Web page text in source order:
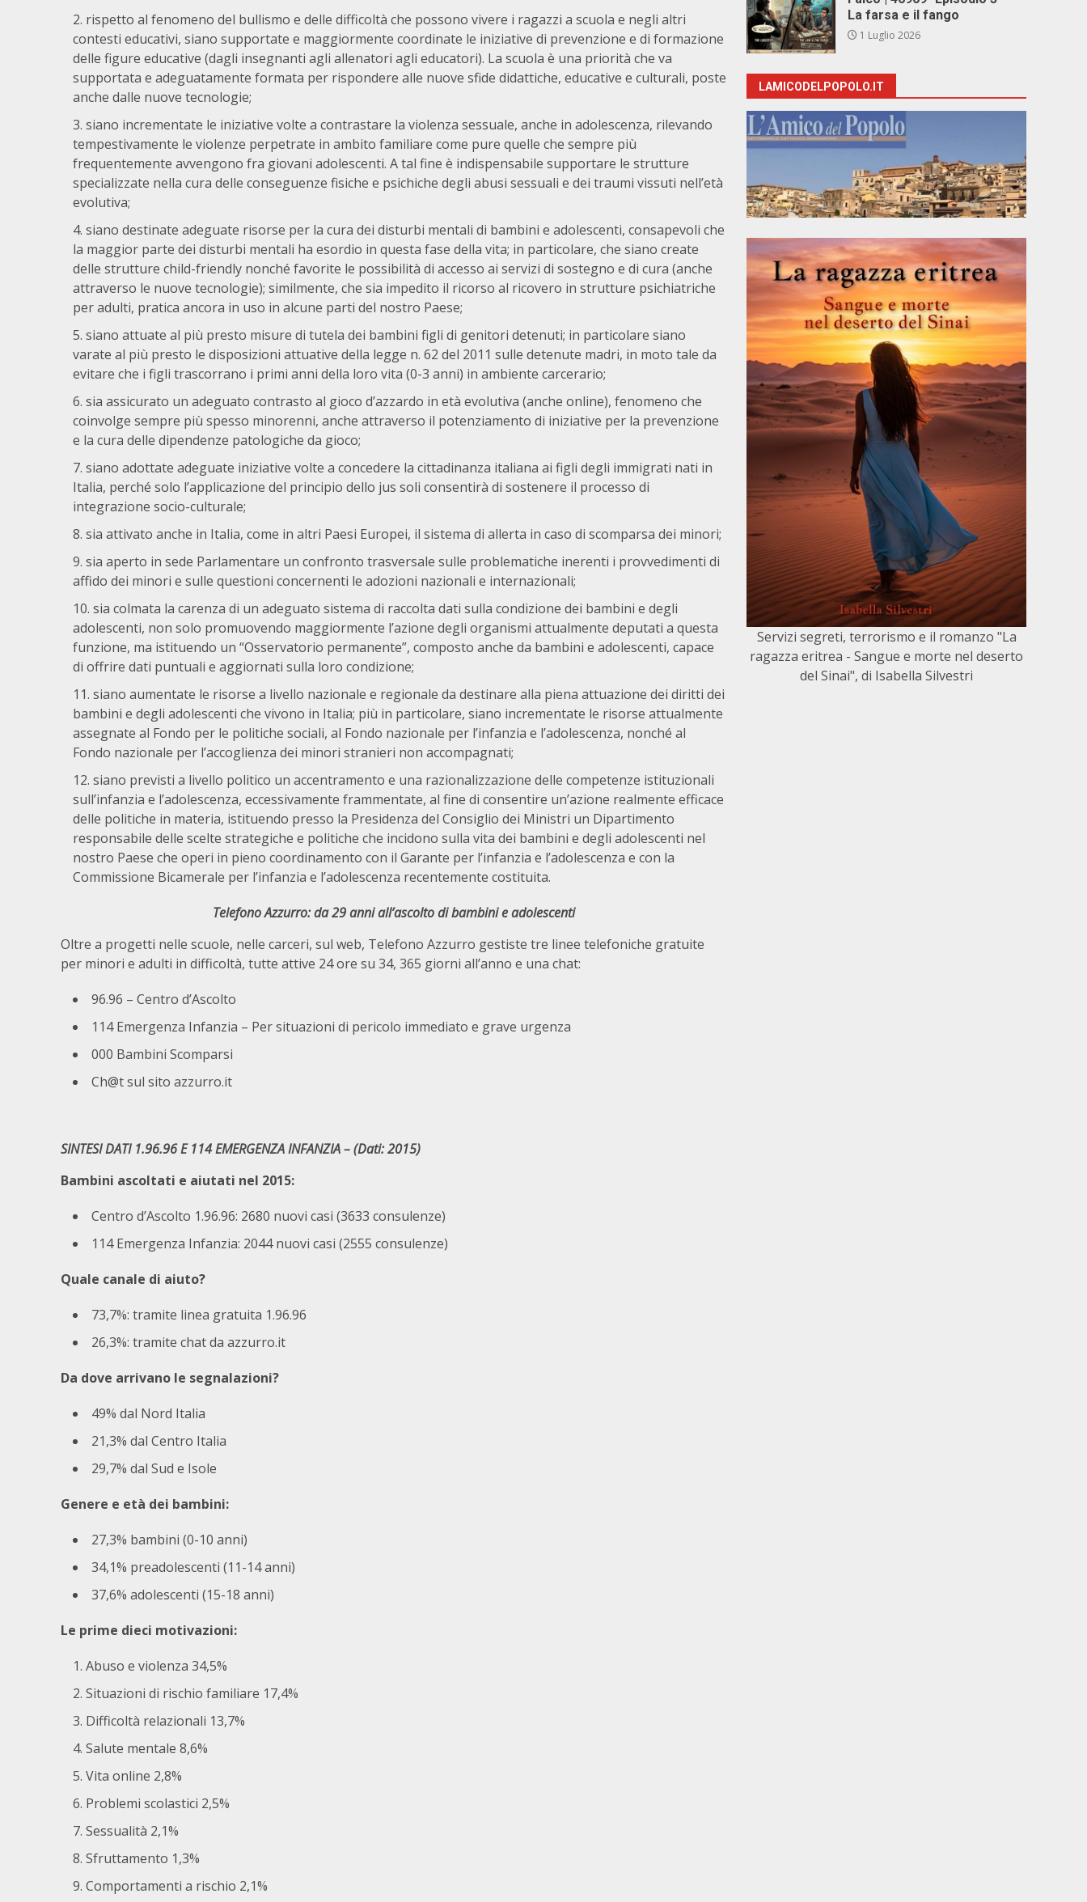
rispetto al fenomeno del bullismo e delle difficoltà che possono vivere i ragazzi a scuola e negli altri
contesti educativi, siano supportate e maggiormente coordinate le iniziative di prevenzione e di formazione
delle figure educative (dagli insegnanti agli allenatori agli educatori). La scuola è una priorità che va
supportata e adeguatamente formata per rispondere alle nuove sfide didattiche, educative e culturali, poste
anche dalle nuove tecnologie;
siano incrementate le iniziative volte a contrastare la violenza sessuale, anche in adolescenza, rilevando
tempestivamente le violenze perpetrate in ambito familiare come pure quelle che sempre più
frequentemente avvengono fra giovani adolescenti. A tal fine è indispensabile supportare le strutture
specializzate nella cura delle conseguenze fisiche e psichiche degli abusi sessuali e dei traumi vissuti nell’età
evolutiva;
siano destinate adeguate risorse per la cura dei disturbi mentali di bambini e adolescenti, consapevoli che
la maggior parte dei disturbi mentali ha esordio in questa fase della vita; in particolare, che siano create
delle strutture child-friendly nonché favorite le possibilità di accesso ai servizi di sostegno e di cura (anche
attraverso le nuove tecnologie); similmente, che sia impedito il ricorso al ricovero in strutture psichiatriche
per adulti, pratica ancora in uso in alcune parti del nostro Paese;
siano attuate al più presto misure di tutela dei bambini figli di genitori detenuti; in particolare siano
varate al più presto le disposizioni attuative della legge n. 62 del 2011 sulle detenute madri, in moto tale da
evitare che i figli trascorrano i primi anni della loro vita (0-3 anni) in ambiente carcerario;
sia assicurato un adeguato contrasto al gioco d’azzardo in età evolutiva (anche online), fenomeno che
coinvolge sempre più spesso minorenni, anche attraverso il potenziamento di iniziative per la prevenzione
e la cura delle dipendenze patologiche da gioco;
siano adottate adeguate iniziative volte a concedere la cittadinanza italiana ai figli degli immigrati nati in
Italia, perché solo l’applicazione del principio dello jus soli consentirà di sostenere il processo di
integrazione socio-culturale;
sia attivato anche in Italia, come in altri Paesi Europei, il sistema di allerta in caso di scomparsa dei minori;
sia aperto in sede Parlamentare un confronto trasversale sulle problematiche inerenti i provvedimenti di
affido dei minori e sulle questioni concernenti le adozioni nazionali e internazionali;
sia colmata la carenza di un adeguato sistema di raccolta dati sulla condizione dei bambini e degli
adolescenti, non solo promuovendo maggiormente l’azione degli organismi attualmente deputati a questa
funzione, ma istituendo un “Osservatorio permanente”, composto anche da bambini e adolescenti, capace
di offrire dati puntuali e aggiornati sulla loro condizione;
siano aumentate le risorse a livello nazionale e regionale da destinare alla piena attuazione dei diritti dei
bambini e degli adolescenti che vivono in Italia; più in particolare, siano incrementate le risorse attualmente
assegnate al Fondo per le politiche sociali, al Fondo nazionale per l’infanzia e l’adolescenza, nonché al
Fondo nazionale per l’accoglienza dei minori stranieri non accompagnati;
siano previsti a livello politico un accentramento e una razionalizzazione delle competenze istituzionali
sull’infanzia e l’adolescenza, eccessivamente frammentate, al fine di consentire un’azione realmente efficace
delle politiche in materia, istituendo presso la Presidenza del Consiglio dei Ministri un Dipartimento
responsabile delle scelte strategiche e politiche che incidono sulla vita dei bambini e degli adolescenti nel
nostro Paese che operi in pieno coordinamento con il Garante per l’infanzia e l’adolescenza e con la
Commissione Bicamerale per l’infanzia e l’adolescenza recentemente costituita.
Telefono Azzurro: da 29 anni all’ascolto di bambini e adolescenti
Oltre a progetti nelle scuole, nelle carceri, sul web, Telefono Azzurro gestiste tre linee telefoniche gratuite
per minori e adulti in difficoltà, tutte attive 24 ore su 34, 365 giorni all’anno e una chat:
96.96 – Centro d’Ascolto
114 Emergenza Infanzia – Per situazioni di pericolo immediato e grave urgenza
000 Bambini Scomparsi
Ch@t sul sito azzurro.it
SINTESI DATI 1.96.96 E 114 EMERGENZA INFANZIA – (Dati: 2015)
Bambini ascoltati e aiutati nel 2015:
Centro d’Ascolto 1.96.96: 2680 nuovi casi (3633 consulenze)
114 Emergenza Infanzia: 2044 nuovi casi (2555 consulenze)
Quale canale di aiuto?
73,7%: tramite linea gratuita 1.96.96
26,3%: tramite chat da azzurro.it
Da dove arrivano le segnalazioni?
49% dal Nord Italia
21,3% dal Centro Italia
29,7% dal Sud e Isole
Genere e età dei bambini:
27,3% bambini (0-10 anni)
34,1% preadolescenti (11-14 anni)
37,6% adolescenti (15-18 anni)
Le prime dieci motivazioni:
Abuso e violenza 34,5%
Situazioni di rischio familiare 17,4%
Difficoltà relazionali 13,7%
Salute mentale 8,6%
Vita online 2,8%
Problemi scolastici 2,5%
Sessualità 2,1%
Sfruttamento 1,3%
Comportamenti a rischio 2,1%
La farsa e il fango
1 Luglio 2026
LAMICODELPOPOLO.IT
Servizi segreti, terrorismo e il romanzo "La
ragazza eritrea - Sangue e morte nel deserto
del Sinai", di Isabella Silvestri